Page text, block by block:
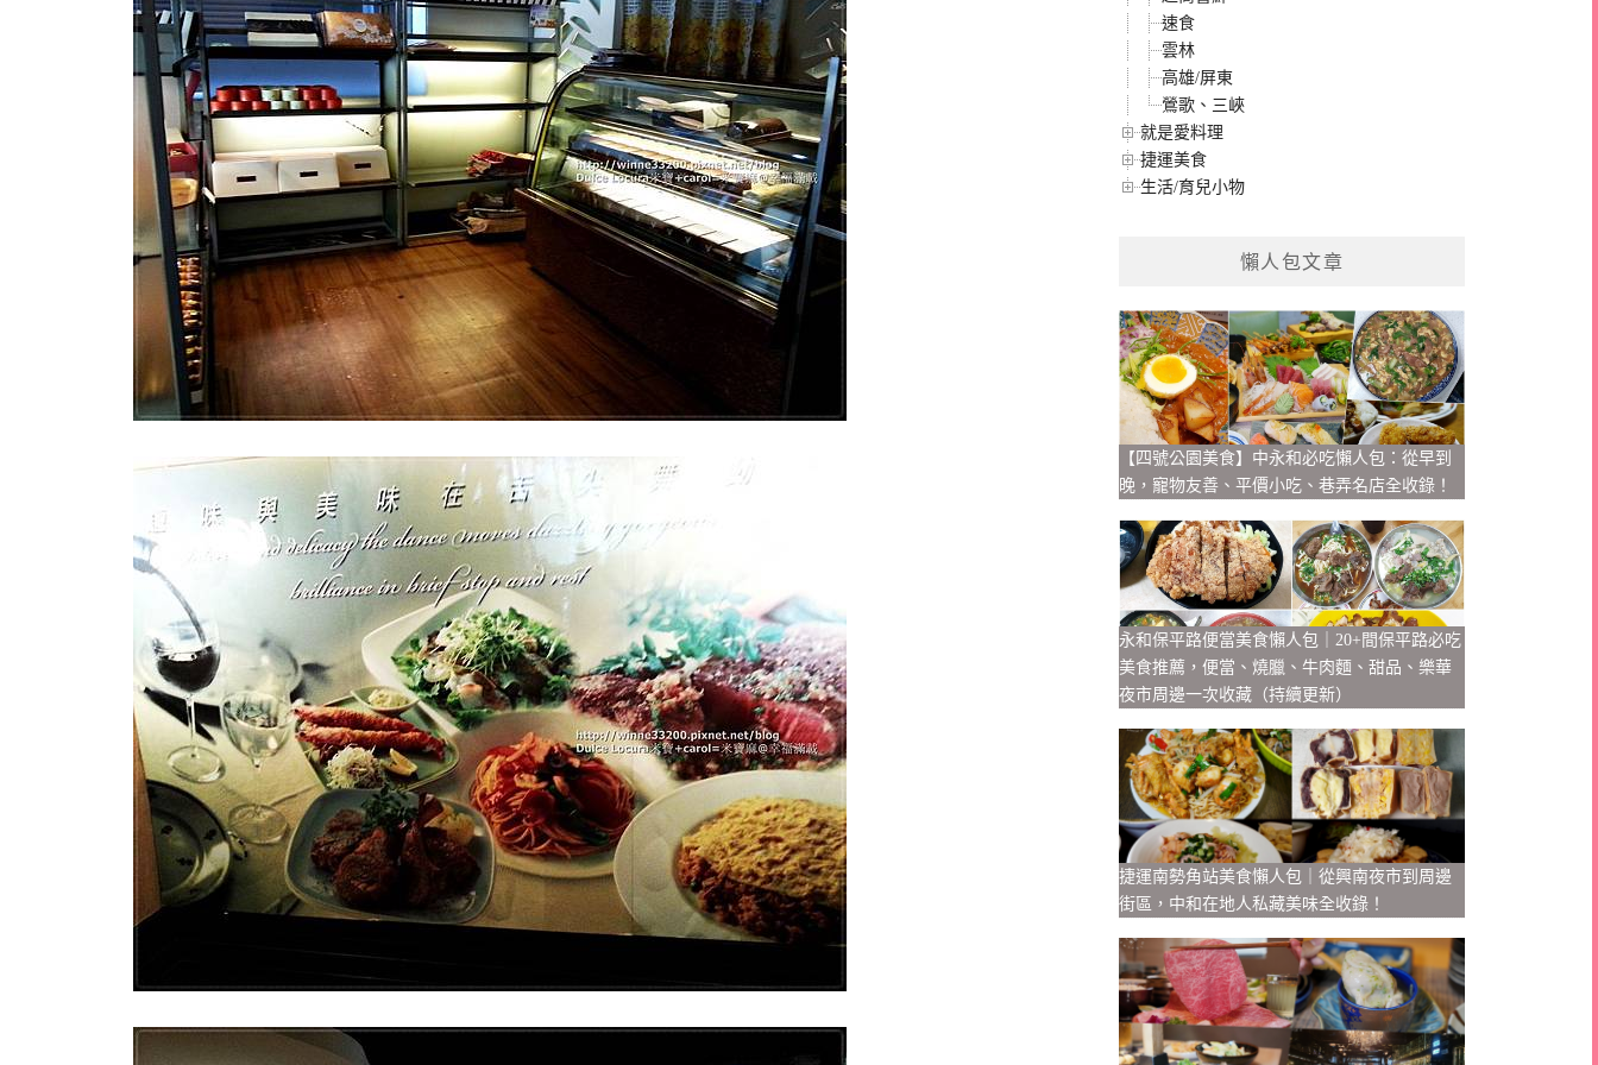
速食
雲林
高雄/屏東
鶯歌、三峽
就是愛料理
捷運美食
生活/育兒小物
懶人包文章
【四號公園美食】中永和必吃懶人包：從早到
晚，寵物友善、平價小吃、巷弄名店全收錄！
永和保平路便當美食懶人包｜20+間保平路必吃
美食推薦，便當、燒臘、牛肉麵、甜品、樂華
夜市周邊一次收藏（持續更新）
捷運南勢角站美食懶人包｜從興南夜市到周邊
街區，中和在地人私藏美味全收錄！